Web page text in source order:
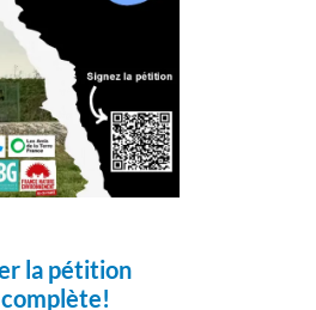
la pétition